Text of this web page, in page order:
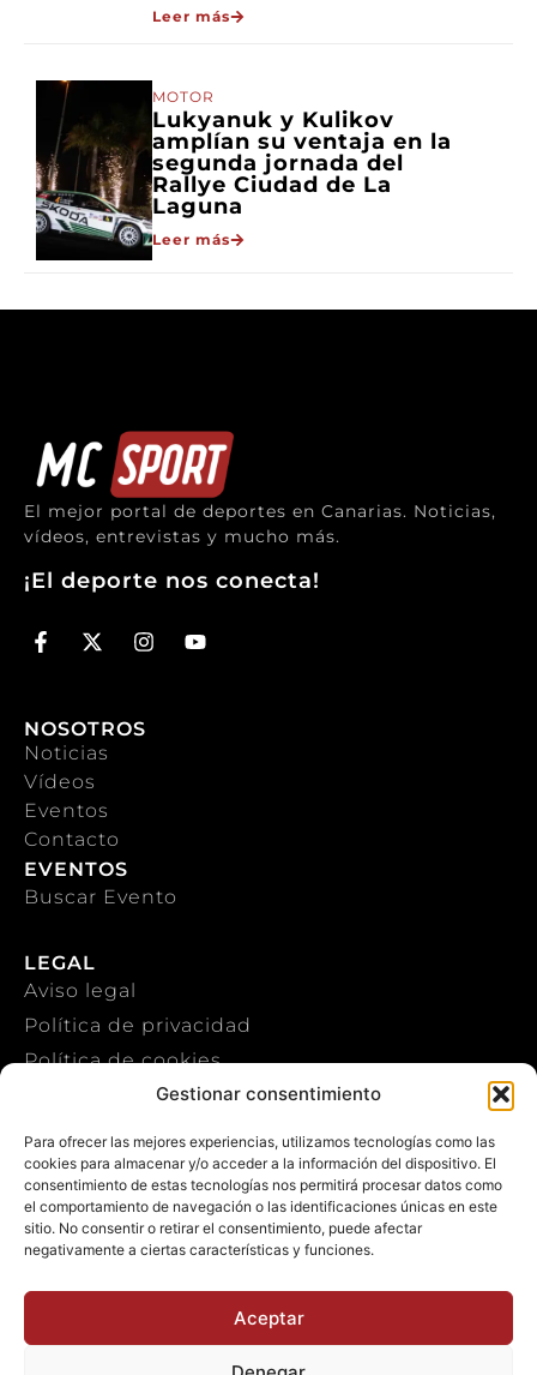
Gestionar consentimiento
Para ofrecer las mejores experiencias, utilizamos tecnologías como las
cookies para almacenar y/o acceder a la información del dispositivo. El
consentimiento de estas tecnologías nos permitirá procesar datos como
el comportamiento de navegación o las identificaciones únicas en este
sitio. No consentir o retirar el consentimiento, puede afectar
negativamente a ciertas características y funciones.
Aceptar
Leer más
MOTOR
Lukyanuk y Kulikov
amplían su ventaja en la
segunda jornada del
Rallye Ciudad de La
Laguna
Leer más
El mejor portal de deportes en Canarias. Noticias,
vídeos, entrevistas y mucho más.
¡El deporte nos conecta!
NOSOTROS
Noticias
Vídeos
Eventos
Contacto
EVENTOS
Buscar Evento
LEGAL
Aviso legal
Política de privacidad
Política de cookies
+34 922 303 191
+34 651 786 532
info@macaronesiasport.com
Trabaja con nosotros